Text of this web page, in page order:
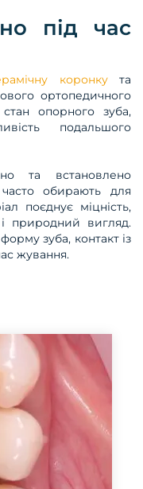
під час
коронкута
ортопедичного
опорного зуба,
подальшого
та встановлено
обирають для
поєднує міцність,
і природний вигляд.
зуба, контакт із
жування.